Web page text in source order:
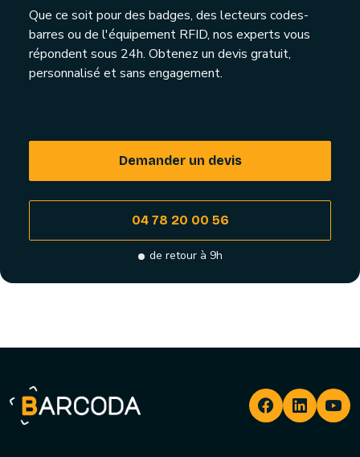
Que ce soit pour des badges, des lecteurs codes-
barres ou de l'équipement RFID, nos experts vous
répondent sous 24h. Obtenez un devis gratuit,
personnalisé et sans engagement.
Demander un devis
04 78 20 00 56
de retour à 9h